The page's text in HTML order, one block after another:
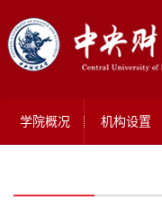
学院概况 机构设置